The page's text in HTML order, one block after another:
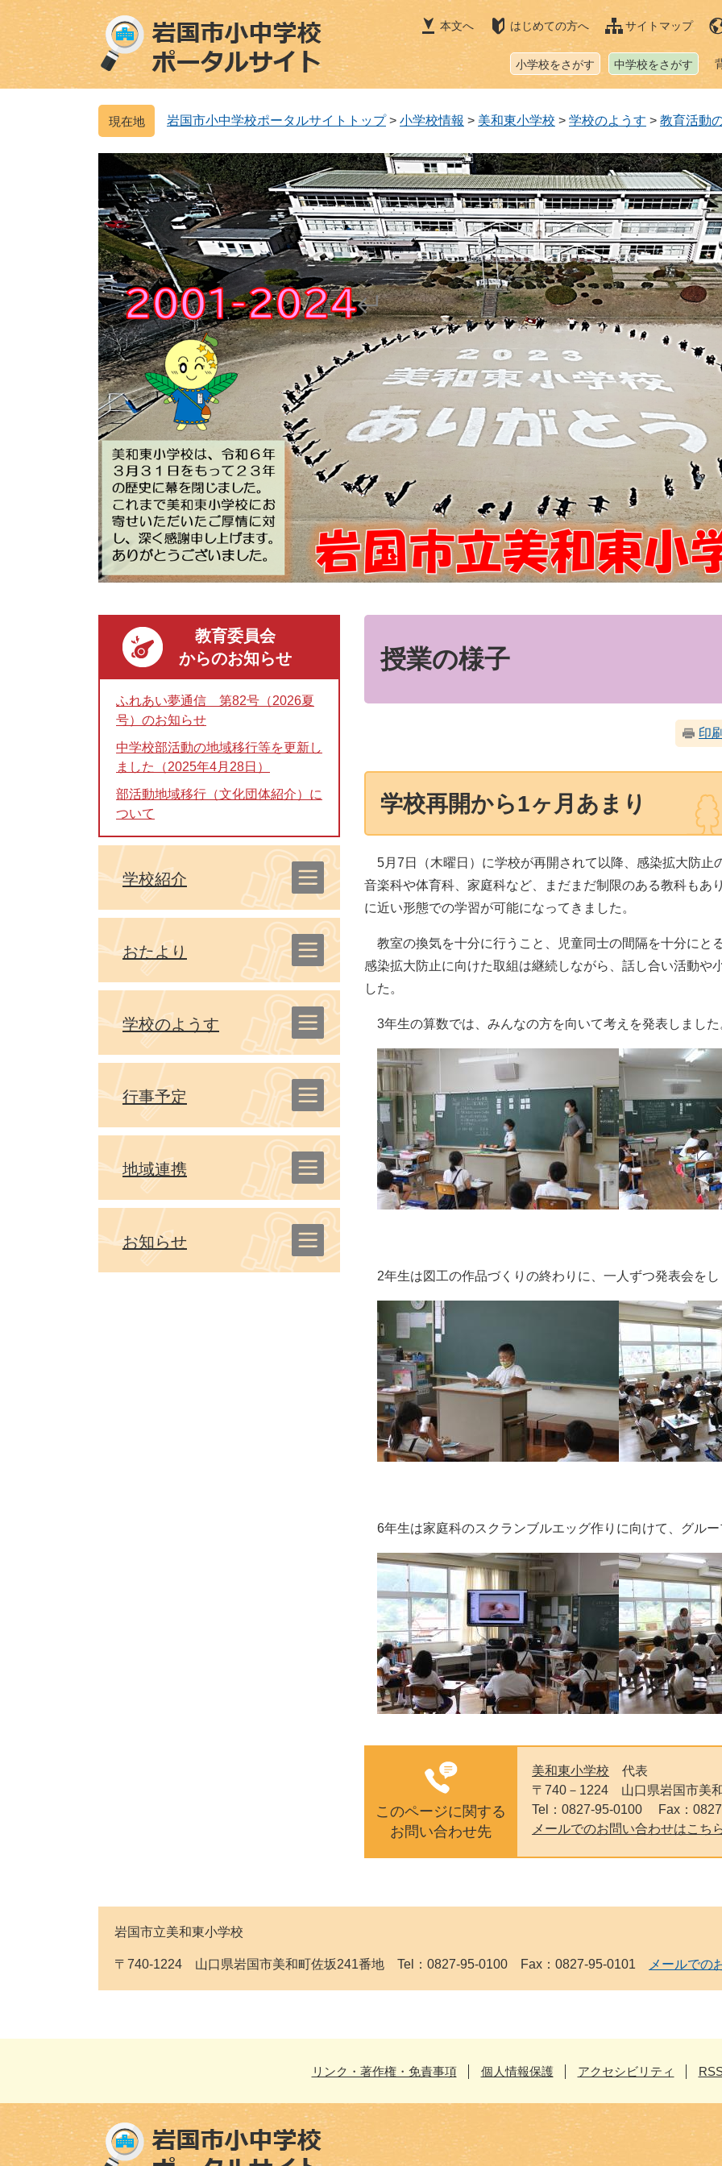
ジ
の
先
ュ
ー
を
本文へ はじめての方へ サイトマップ
小学校をさがす 中学校をさがす
岩国市小中学校ポータルサイトトップ > 小学校情報 > 美和東小学校 > 学校のようす > 教育活動
授業の様子
印
学校再開から1ヶ月あまり
5月7日（木曜日）に学校が再開されて以降、感染拡大防止
音楽科や体育科、家庭科など、まだまだ制限のある教科もあ
に近い形態での学習が可能になってきました。
教室の換気を十分に行うこと、児童同士の間隔を十分にと
感染拡大防止に向けた取組は継続しながら、話し合い活動や
した。
3年生の算数では、みんなの方を向いて考えを発表しました
2年生は図工の作品づくりの終わりに、一人ずつ発表会を
6年生は家庭科のスクランブルエッグ作りに向けて、グル
このページに関する
お問い合わせ先
美和東小学校
代表
〒740－1224
山口県岩国市美
Tel：0827-95-0100
Fax：
メールでのお問い合わせはこち
教育委員会
からのお知らせ
ふれあい夢通信 第82号（2026夏
号）のお知らせ
中学校部活動の地域移行等を更新し
ました（2025年4月28日）
部活動地域移行（文化団体紹介）に
ついて
学校紹介
おたより
学校のようす
行事予定
地域連携
お知らせ
岩国市立美和東小学校
〒740-1224 山口県岩国市美和町佐坂241番地 Tel：0827-95-0100 Fax：0827-95-0101 メールでの
リンク・著作権・免責事項 個人情報保護 アクセシビリティ